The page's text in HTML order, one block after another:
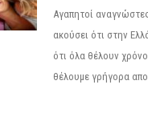
Αγαπητοί
ακούσει ότι στην
ότι όλα θέλουν
θέλουμε γρήγορα